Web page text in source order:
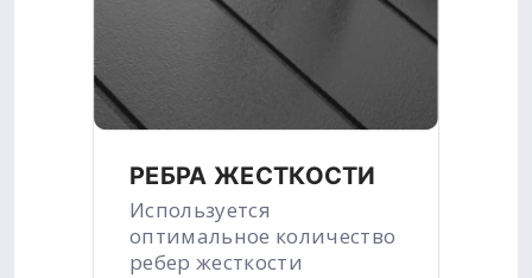
РЕБРА ЖЕСТКОСТИ
Используется
оптимальное количество
ребер жесткости